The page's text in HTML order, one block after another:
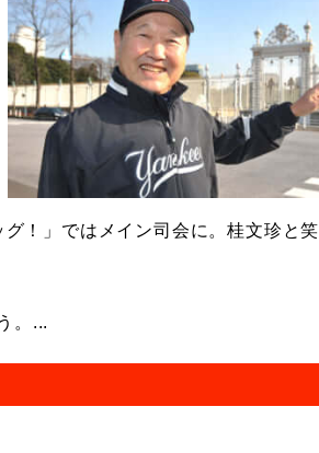
！」ではメイン司会に。桂文珍と笑
。...